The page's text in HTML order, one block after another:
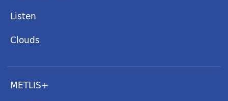
Listen
Clouds
METLIS+